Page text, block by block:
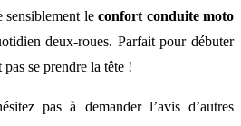
sensiblement leconfort conduite moto
deux-roues. Parfait pour débuter
se prendre la tête !
pas à demander l’avis d’autres